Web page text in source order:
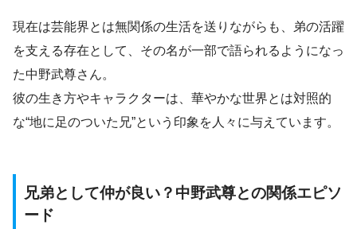
現在は芸能界とは無関係の生活を送りながらも、弟の活躍
を支える存在として、その名が一部で語られるようになっ
た中野武尊さん。
彼の生き方やキャラクターは、華やかな世界とは対照的
な“地に足のついた兄”という印象を人々に与えています。
兄弟として仲が良い？中野武尊との関係エピソ
ード